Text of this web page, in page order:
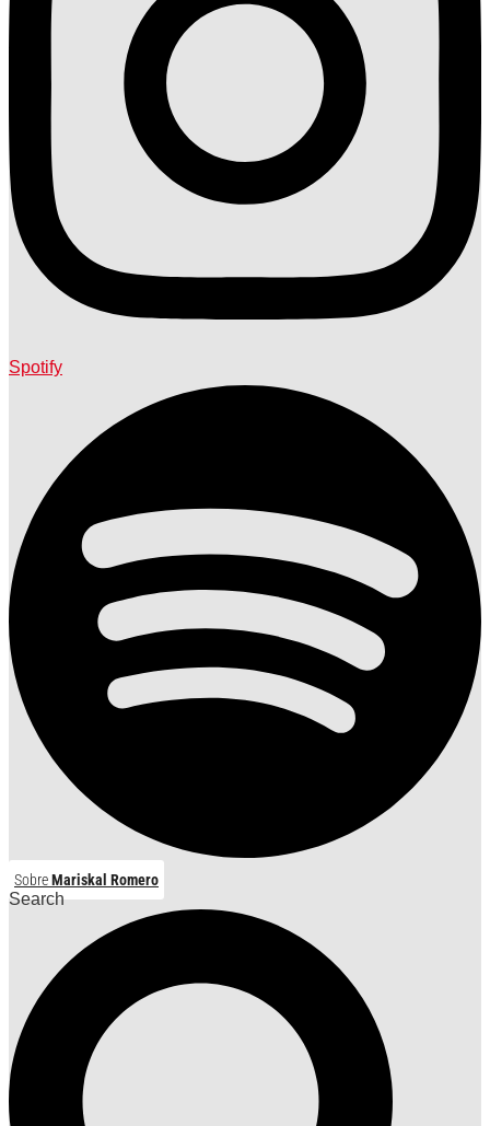
Spotify
SobreMariskal Romero
Search